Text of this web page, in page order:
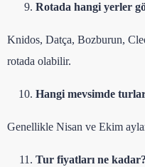
Rotada hangi yerler
Knidos, Datça, Bozburun,
rotada olabilir.
Hangi mevsimde
Genellikle Nisan ve Ekim
Tur fiyatları ne kadar?